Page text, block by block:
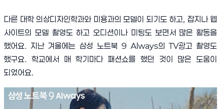
다른 대학 의상디자인학과와 미용과의 모델이 되기도 하고, 잡지나 웹
사이트의 모델 촬영도 하고 오디션이나 미팅도 보면서 많은 활동을
했어요. 지난 겨울에는 삼성 노트북9 Always의TV광고 촬영도
했구요. 학교에서 매 학기마다 패션쇼를 했던 것이 많은 도움이
되었어요.